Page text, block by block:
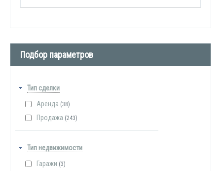
Подбор параметров
Тип сделки
Аренда (38)
Продажа (243)
Тип недвижимости
Гаражи (3)